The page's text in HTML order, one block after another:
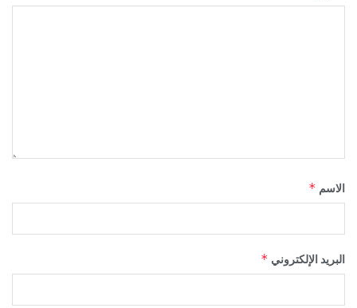
الاسم *
البريد الإلكتروني *